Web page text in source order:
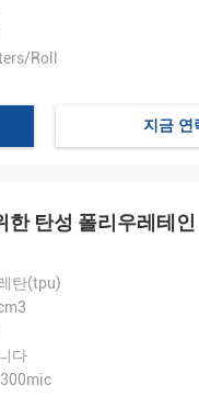
Roll
지금 연
탄성 폴리우레테
탄(tpu)
다